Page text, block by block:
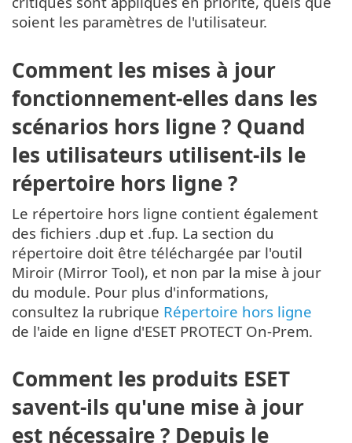
soient les paramètres de l'utilisateur.
Comment les mises à jour
fonctionnement-elles dans les
scénarios hors ligne ? Quand
les utilisateurs utilisent-ils le
répertoire hors ligne ?
Le répertoire hors ligne contient également
des fichiers .dup et .fup. La section du
répertoire doit être téléchargée par l'outil
Miroir (Mirror Tool), et non par la mise à jour
du module. Pour plus d'informations,
consultez la rubrique Répertoire hors ligne
de l'aide en ligne d'ESET PROTECT On-Prem.
Comment les produits ESET
savent-ils qu'une mise à jour
est nécessaire ? Depuis le